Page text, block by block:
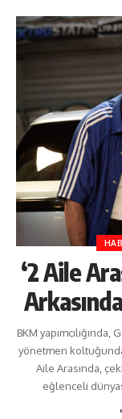
‘2 Aile
BKM yapımcılığında,
yönetmen
Aile Arasında,
eğlenceli